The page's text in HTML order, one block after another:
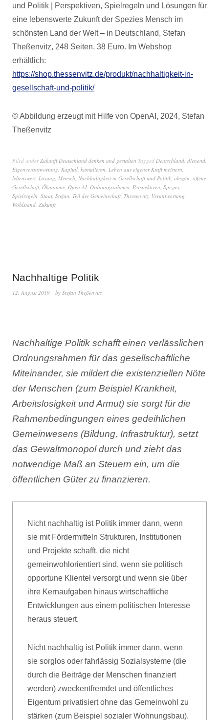
und Politik | Perspektiven, Spielregeln und Lösungen für
eine lebenswerte Zukunft der Spezies Mensch im
schönsten Land der Welt – in Deutschland, Stefan
Theßenvitz, 248 Seiten, 38 Euro. Im Webshop
erhältlich:
https://shop.thessenvitz.de/produkt/nachhaltigkeit-in-
gesellschaft-und-politik/
© Abbildung erzeugt mit Hilfe von OpenAI, 2024, Stefan
Theßenvitz
Filed underZukunft Deutschland denken und gestalten Tagged Deutschland, dienend,
Eigenverantwortung, Kapital, kumulieren, Leben aus eigener Kraft meistern,
lebenswert, Lösung, Mensch, Nachhaltigkeit in Gesellschaft und Politik, obszön, offene
Gesellschaft, Ökonomie, Open AI, Ordnungsrahmen, Perspektiven, Spezies,
Spielregeln, Staat, Stefan, Teil der Gemeinschaft, Thessenvitz, Verantwortung,
Wohlstand, Zukunft
Nachhaltige Politik
12. August 2019 by Stefan Theßenvitz
Nachhaltige Politik schafft einen verlässlichen
Ordnungsrahmen für das gesellschaftliche
Miteinander, sie mildert die existenziellen Nöte
der Menschen (zum Beispiel Krankheit,
Arbeitslosigkeit und Armut) sie sorgt für die
Rahmenbedingungen eines gedeihlichen
Gemeinwesens (Bildung, Infrastruktur), setzt
das Gewaltmonopol durch und zieht das
notwendige Maß an Steuern ein, um die
öffentlichen Güter zu finanzieren.
Nicht nachhaltig ist Politik immer dann, wenn
sie mit Fördermitteln Strukturen, Institutionen
und Projekte schafft, die nicht
gemeinwohlorientiert sind, wenn sie politisch
opportune Klientel versorgt und wenn sie über
ihre Kernaufgaben hinaus wirtschaftliche
Entwicklungen aus einem politischen Interesse
heraus steuert.
Nicht nachhaltig ist Politik immer dann, wenn
sie sorglos oder fahrlässig Sozialsysteme (die
durch die Beiträge der Menschen finanziert
werden) zweckentfremdet und öffentliches
Eigentum privatisiert ohne das Gemeinwohl zu
stärken (zum Beispiel sozialer Wohnungsbau).